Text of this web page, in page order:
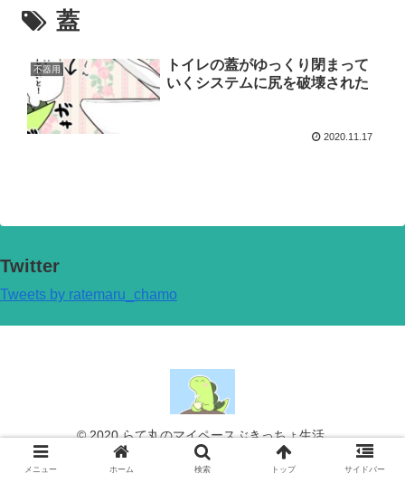
蓋
不器用
トイレの蓋がゆっくり閉まって
いくシステムに尻を破壊された
2020.11.17
Twitter
Tweets by ratemaru_chamo
© 2020 らて丸のマイペースぶきっちょ生活.
メニュー ホーム 検索 トップ サイドバー